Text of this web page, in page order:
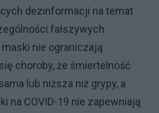
dezinformacji na temat
fałszywych
nie ograniczają
choroby, że śmiertelność
lub niższa niż grypy, a
na COVID-19 nie zapewniają